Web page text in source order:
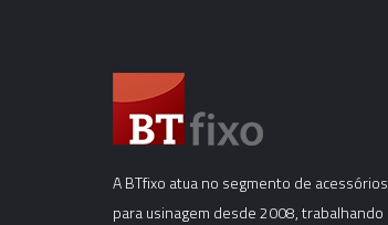
A BTfixo atua no segmento de acessórios
para usinagem desde 2008, trabalhando